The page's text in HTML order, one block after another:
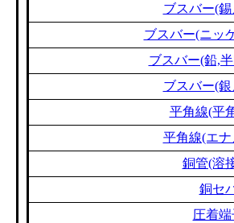
ブスバー(
ブスバー(ニッ
ブスバー(鉛,
ブスバー(
平角線(平
平角線(エ
銅管(溶
銅セ
圧着端